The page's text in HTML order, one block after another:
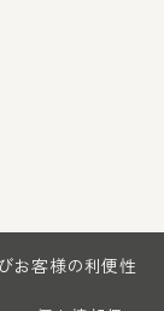
お客様の利便性